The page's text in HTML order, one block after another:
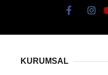
KURUMSAL